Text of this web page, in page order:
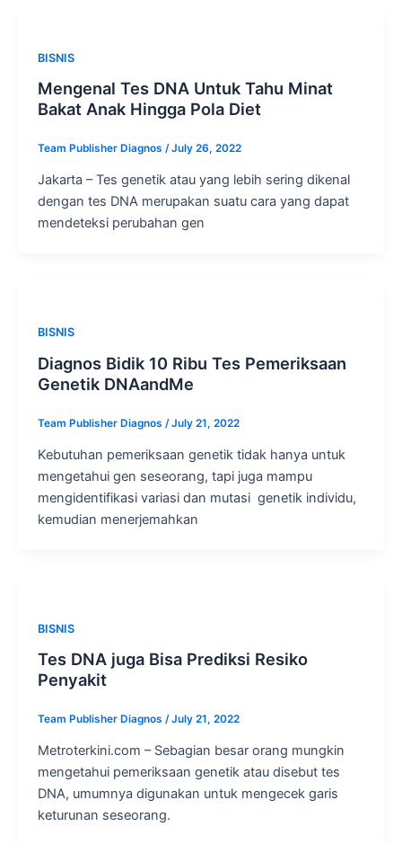
BISNIS
Mengenal Tes DNA Untuk Tahu Minat
Bakat Anak Hingga Pola Diet
Team Publisher Diagnos /July 26, 2022
Jakarta – Tes genetik atau yang lebih sering dikenal
dengan tes DNA merupakan suatu cara yang dapat
mendeteksi perubahan gen
BISNIS
Diagnos Bidik 10 Ribu Tes Pemeriksaan
Genetik DNAandMe
Team Publisher Diagnos /July 21, 2022
Kebutuhan pemeriksaan genetik tidak hanya untuk
mengetahui gen seseorang, tapi juga mampu
mengidentifikasi variasi dan mutasi genetik individu,
kemudian menerjemahkan
BISNIS
Tes DNA juga Bisa Prediksi Resiko
Penyakit
Team Publisher Diagnos /July 21, 2022
Metroterkini.com – Sebagian besar orang mungkin
mengetahui pemeriksaan genetik atau disebut tes
DNA, umumnya digunakan untuk mengecek garis
keturunan seseorang.